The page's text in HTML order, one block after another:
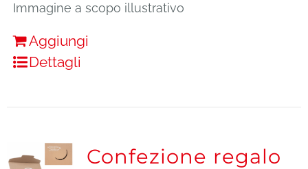
Immagine a scopo illustrativo
Aggiungi
Dettagli
Confezione regalo